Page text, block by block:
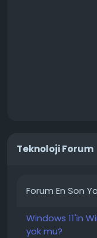
Teknoloji Forum
Forum En Son
Windows 11'in
yok mu?